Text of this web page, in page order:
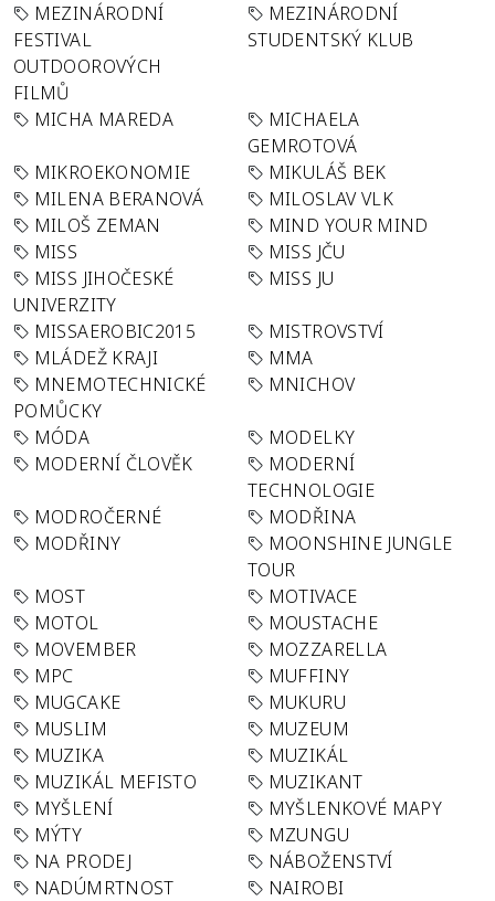
MEZINÁRODNÍ
FESTIVAL
OUTDOOROVÝCH
FILMŮ
MEZINÁRODNÍ
STUDENTSKÝ KLUB
MICHA MAREDA
MICHAELA
GEMROTOVÁ
MIKROEKONOMIE
MIKULÁŠ BEK
MILENA BERANOVÁ
MILOSLAV VLK
MILOŠ ZEMAN
MIND YOUR MIND
MISS
MISS JČU
MISS JIHOČESKÉ
UNIVERZITY
MISS JU
MISSAEROBIC2015
MISTROVSTVÍ
MLÁDEŽ KRAJI
MMA
MNEMOTECHNICKÉ
POMŮCKY
MNICHOV
MÓDA
MODELKY
MODERNÍ ČLOVĚK
MODERNÍ
TECHNOLOGIE
MODROČERNÉ
MODŘINA
MODŘINY
MOONSHINE JUNGLE
TOUR
MOST
MOTIVACE
MOTOL
MOUSTACHE
MOVEMBER
MOZZARELLA
MPC
MUFFINY
MUGCAKE
MUKURU
MUSLIM
MUZEUM
MUZIKA
MUZIKÁL
MUZIKÁL MEFISTO
MUZIKANT
MYŠLENÍ
MYŠLENKOVÉ MAPY
MÝTY
MZUNGU
NA PRODEJ
NÁBOŽENSTVÍ
NADÚMRTNOST
NAIROBI